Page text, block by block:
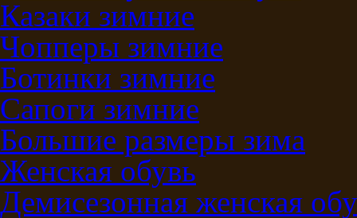
Казаки зимние
Чопперы зимние
Ботинки зимние
Сапоги зимние
Большие размеры зима
Женская обувь
Демисезонная женская